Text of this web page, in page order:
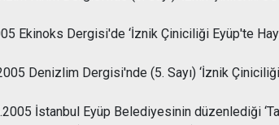
Ekinoks Dergisi'de ‘İznik Çiniciliği Eyüp'te
Denizlim Dergisi'nde (5. Sayı) ‘İznik
İstanbul Eyüp Belediyesinin düzenlediği